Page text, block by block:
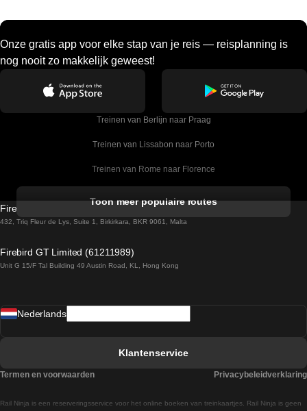
Onze gratis app voor elke stap van je reis — reisplanning is
nog nooit zo makkelijk geweest!
Treinen van Berlijn naar Praag
Treinen van Lissabon naar Porto
Treinen van Rome naar Florence
Treinen van Sevilla naar Barcelona
Treinen van Praag naar Wenen
Toon meer populaire routes
Firebird GT Limited (OC 1451)
432, Triq Fleur de Lys, Suite 1, Birkirkara, BKR 9061, Malta
Firebird GT Limited (61211989)
Unit G 15/F Tal Building 49 Austin Road, KL, Hong Kong
Rail Ninja is een reserveringsservice voor het online boeken van treinkaartjes. Rail Ninja is geen
Nederlands
Klantenservice
Termen en voorwaarden Privacybeleidverklaring